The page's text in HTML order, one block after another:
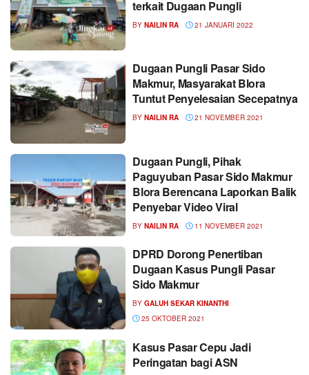
terkait Dugaan Pungli
BY NAILIN RA 21 JANUARI 2022
Dugaan Pungli Pasar Sido
Makmur, Masyarakat Blora
Tuntut Penyelesaian Secepatnya
BY NAILIN RA 21 NOVEMBER 2021
Dugaan Pungli, Pihak
Paguyuban Pasar Sido Makmur
Blora Berencana Laporkan Balik
Penyebar Video Viral
BY NAILIN RA 11 NOVEMBER 2021
DPRD Dorong Penertiban
Dugaan Kasus Pungli Pasar
Sido Makmur
BY GALUH SEKAR KINANTHI
25 OKTOBER 2021
Kasus Pasar Cepu Jadi
Peringatan bagi ASN